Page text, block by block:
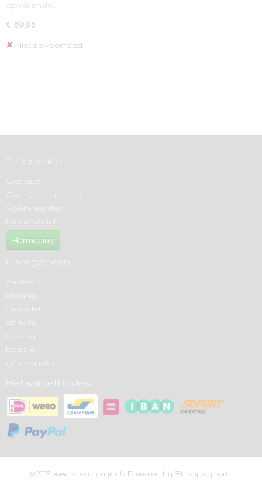
opvallende…
€ 89,95
✘ Niet op voorraad
Informatie
Contact
Over ( b i b e l o t )
Voorwaarden
Nieuwsbrief
Herroeping
Categorieën
cadeaus
kleding
sieraden
shawls
tatez-y
hoedie
gelukspakket
Betaalmethodes
© 2026 www.bibelotcuijk.nl - Powered by Shoppagina.nl